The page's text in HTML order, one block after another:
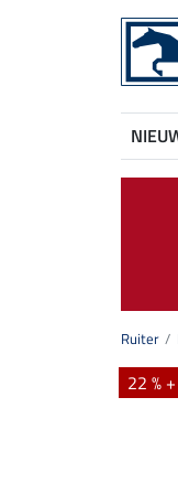
Ruiter
22 %